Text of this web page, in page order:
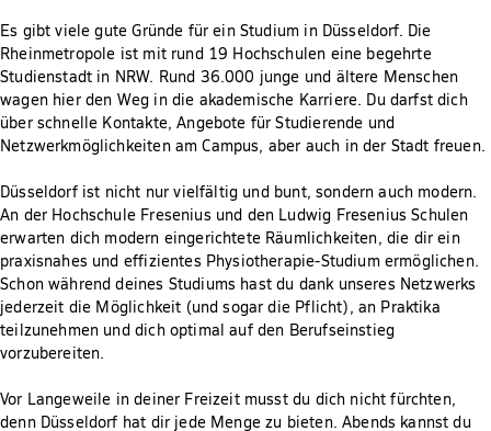
Es gibt viele gute Gründe für ein Studium in Düsseldorf. Die
Rheinmetropole ist mit rund 19 Hochschulen eine begehrte
Studienstadt in NRW. Rund 36.000 junge und ältere Menschen
wagen hier den Weg in die akademische Karriere. Du darfst dich
über schnelle Kontakte, Angebote für Studierende und
Netzwerkmöglichkeiten am Campus, aber auch in der Stadt freuen.
Düsseldorf ist nicht nur vielfältig und bunt, sondern auch modern.
An der Hochschule Fresenius und den Ludwig Fresenius Schulen
erwarten dich modern eingerichtete Räumlichkeiten, die dir ein
praxisnahes und effizientes Physiotherapie-Studium ermöglichen.
Schon während deines Studiums hast du dank unseres Netzwerks
jederzeit die Möglichkeit (und sogar die Pflicht), an Praktika
teilzunehmen und dich optimal auf den Berufseinstieg
vorzubereiten.
Vor Langeweile in deiner Freizeit musst du dich nicht fürchten,
denn Düsseldorf hat dir jede Menge zu bieten. Abends kannst du